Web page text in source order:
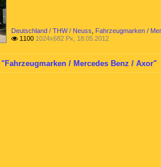
Deutschland / THW / Neuss Fahrzeugmarken /
 1100 1024x682 Px, 18.05.2012
/ Mercedes Benz / Axor"